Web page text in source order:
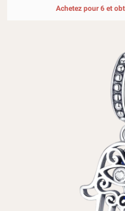
Achetez pour 6 et